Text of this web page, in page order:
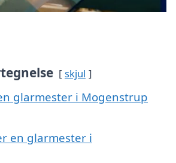
skjul
glarmester i Mogenstrup
en glarmester i